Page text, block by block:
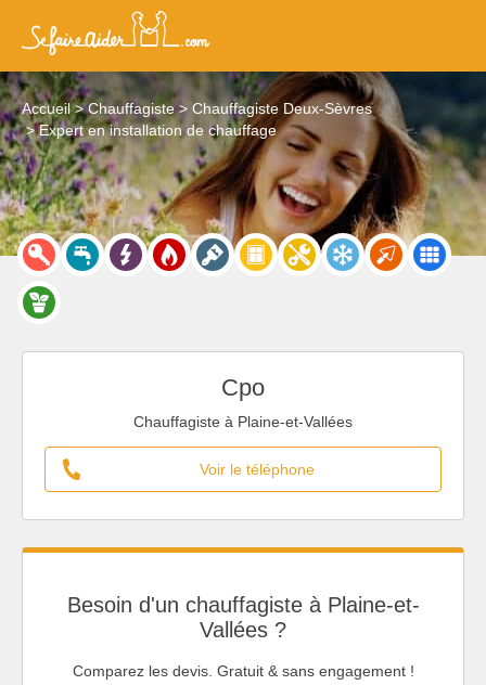
Accueil Chauffagiste
Chauffagiste Deux-Sèvres
Expert en installation de chauffage
Cpo
Chauffagiste à Plaine-et-Vallées
Voir le téléphone
Besoin d'un chauffagiste à Plaine-et-
Vallées ?
Comparez les devis. Gratuit & sans engagement !